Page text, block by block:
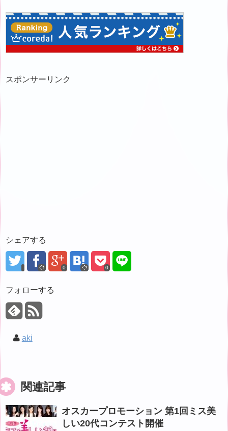
スポンサーリンク
シェアする
0 0
フォローする
aki
関連記事
オスカープロモーション 第1回ミス美
しい20代コンテスト開催